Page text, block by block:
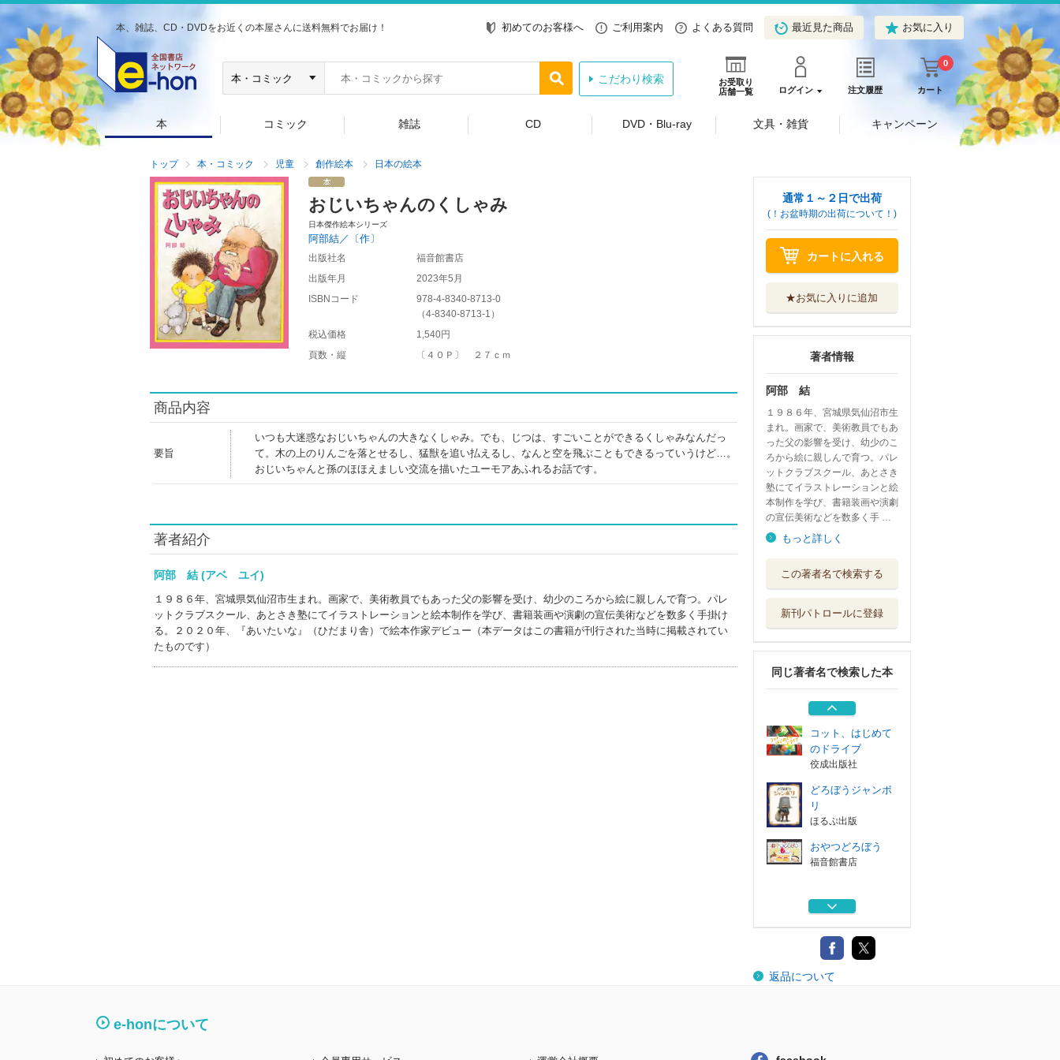
本、雑誌、CD・DVDをお近くの本屋さんに送料無料でお届け！ 初めてのお客様へ ご利用案内 よくある質問 最近見た商品 お気に入り
お受取り
店舗一覧
ログイン 注文履歴 カート
0
こだわり検索
本 コミック 雑誌 CD DVD・Blu-ray 文具・雑貨 キャンペーン
トップ 本・コミック 児童 創作絵本 日本の絵本
おじいちゃんのくしゃみ
日本傑作絵本シリーズ
阿部結／〔作〕
出版社名
福音館書店
出版年月
2023年5月
ISBNコード
978-4-8340-8713-0
（4-8340-8713-1 ）
税込価格
1,540円
頁数・縦
〔４０Ｐ〕 ２７ｃｍ
商品内容
要旨
いつも大迷惑なおじいちゃんの大きなくしゃみ。でも、じつは、すごいことができるくしゃみなんだっ
て。木の上のりんごを落とせるし、猛獣を追い払えるし、なんと空を飛ぶこともできるっていうけど…。
おじいちゃんと孫のほほえましい交流を描いたユーモアあふれるお話です。
著者紹介
阿部 結 (アベ ユイ)
１９８６年、宮城県気仙沼市生まれ。画家で、美術教員でもあった父の影響を受け、幼少のころから絵に親しんで育つ。パレ
ットクラブスクール、あとさき塾にてイラストレーションと絵本制作を学び、書籍装画や演劇の宣伝美術などを数多く手掛け
る。２０２０年、『あいたいな』（ひだまり舎）で絵本作家デビュー（本データはこの書籍が刊行された当時に掲載されてい
たものです）
通常１～２日で出荷
(！お盆時期の出荷について！)
カートに入れる
★お気に入りに追加
著者情報
阿部 結
１９８６年、宮城県気仙沼市生
まれ。画家で、美術教員でもあ
った父の影響を受け、幼少のこ
ろから絵に親しんで育つ。パレ
ットクラブスクール、あとさき
塾にてイラストレーションと絵
本制作を学び、書籍装画や演劇
の宣伝美術などを数多く手 …
もっと詳しく
この著者名で検索する
新刊パトロールに登録
同じ著者名で検索した本
福音館書店
まよなかのかいじ
徳間書店
ねむらせやのネミ
イ
ＷＡＶＥ出版
コット、はじめて
のドライブ
佼成出版社
どろぼうジャンボ
リ
ほるぷ出版
おやつどろぼう
福音館書店
まよなかのかいじ
徳間書店
ねむらせやのネミ
イ
返品について
e-honについて